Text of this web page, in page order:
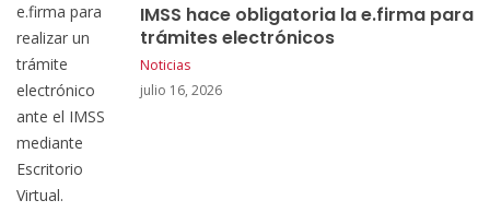
IMSS hace obligatoria la e.firma para
trámites electrónicos
Noticias
julio 16, 2026